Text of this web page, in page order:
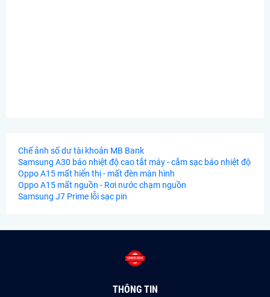
Chế ảnh số dư tài khoản MB Bank
Samsung A30 báo nhiệt độ cao tắt máy - cắm sạc báo nhiệt độ
Oppo A15 mất hiển thị - mất đèn màn hình
Oppo A15 mất nguồn - Rơi nước chạm nguồn
Samsung J7 Prime lỗi sạc pin
THÔNG TIN